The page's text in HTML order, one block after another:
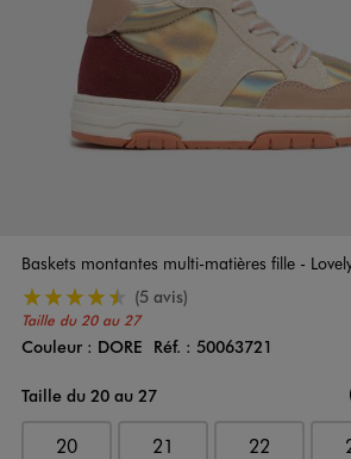
Baskets montantes multi-matières fille -
Taille du 20 au 27
4.5/5 de moyenne
(5 avis)
Couleur
Couleur : DORE Réf. : 50063721
Taille du 20 au 27
20 21 22